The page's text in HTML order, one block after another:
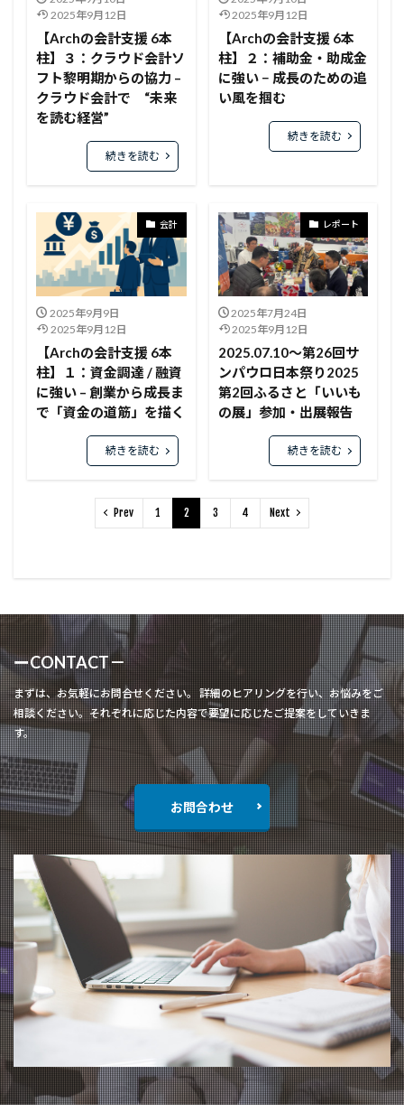
2025年9月12日
【Archの会計支援 6本
柱】３：クラウド会計ソ
フト黎明期からの協力 –
クラウド会計で “未来
を読む経営”
続きを読む
2025年9月12日
【Archの会計支援 6本
柱】２：補助金・助成金
に強い − 成長のための追
い風を掴む
続きを読む
会計
2025年9月9日
2025年9月12日
【Archの会計支援 6本
柱】１：資金調達 / 融資
に強い – 創業から成長ま
で「資金の道筋」を描く
続きを読む
レポート
2025年7月24日
2025年9月12日
2025.07.10～第26回サ
ンパウロ日本祭り2025
第2回ふるさと「いいも
の展」参加・出展報告
続きを読む
Prev 1 2 3 4 Next
ーCONTACT－
まずは、お気軽にお問合せください。 詳細のヒアリングを行い、お悩みをご
相談ください。それぞれに応じた内容で要望に応じたご提案をしていきま
す。
お問合わせ